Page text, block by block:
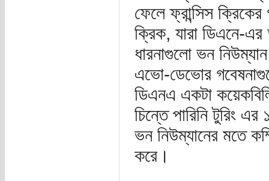
ফেলে ফ্রান্সিস
ক্রিক, যারা ডিএনে-
ধারনাগুলো ভন
এভো-ডেভোর
ডিএনএ একটা
চিন্তে পারিনি টুরিং
ভন নিউম্যানের মতে
করে।